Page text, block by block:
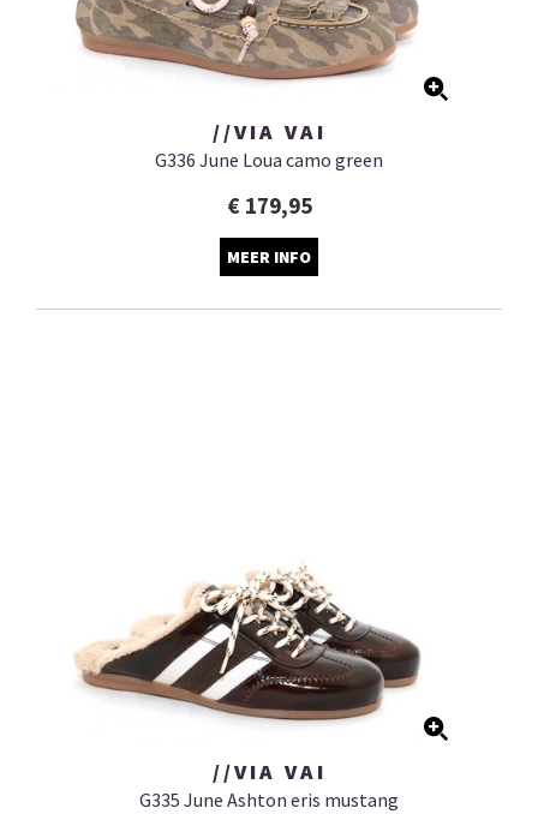
//VIA VAI
G336 June Loua camo green
€ 179,95
MEER INFO
//VIA VAI
G335 June Ashton eris mustang